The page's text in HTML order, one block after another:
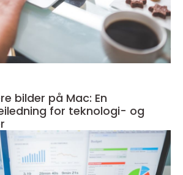
bilder på Mac: En
for teknologi- og